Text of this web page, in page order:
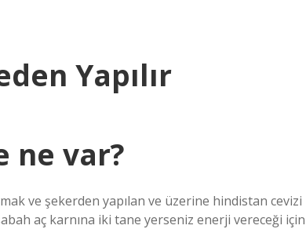
Yapılır
ne var?
ve şekerden yapılan ve üzerine hindistan cevizi
aç karnına iki tane yerseniz enerji vereceği için